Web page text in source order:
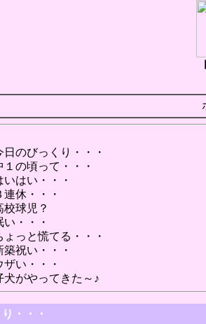
日のびっくり・・・
１の頃って・・・
いはい・・・
休・・・
球児？
・・・
っと慌てる・・・
祝い・・・
い・・・
犬がやってきた～♪
・・・